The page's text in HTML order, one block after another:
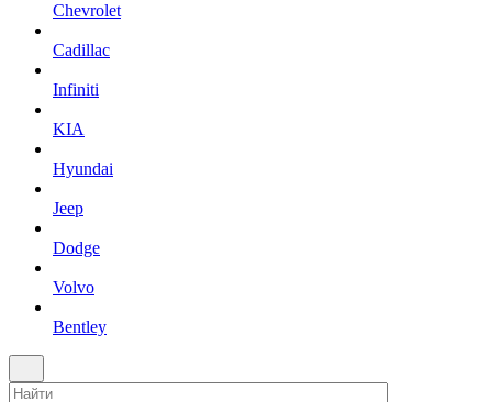
Chevrolet
Cadillac
Infiniti
KIA
Hyundai
Jeep
Dodge
Volvo
Bentley